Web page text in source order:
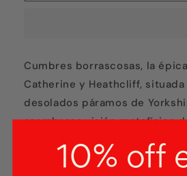
Cumbres borrascosas, la
Catherine y Heathcliff,
desolados páramos de
asombrosa visión metafísica
obsesión, la pasión y la
Brontë, que la publicó bajo
10% off